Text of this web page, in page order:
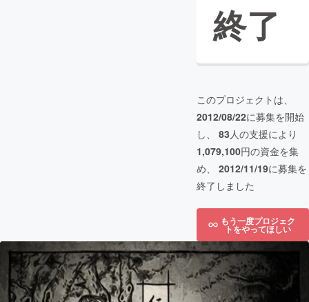
終了
このプロジェクトは、
2012/08/22に募集を開始
し、 83人の支援により
1,079,100円の資金を集
め、 2012/11/19に募集を
終了しました
もう一度プロジェク
トをやってほしい